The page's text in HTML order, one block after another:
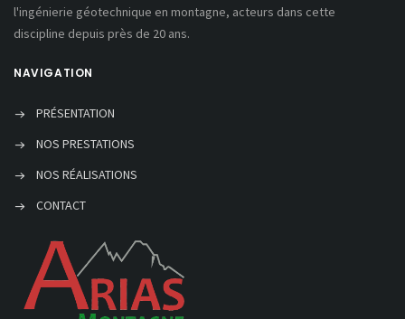
l'ingénierie géotechnique en montagne, acteurs dans cette
discipline depuis près de 20 ans.
NAVIGATION
PRÉSENTATION
NOS PRESTATIONS
NOS RÉALISATIONS
CONTACT